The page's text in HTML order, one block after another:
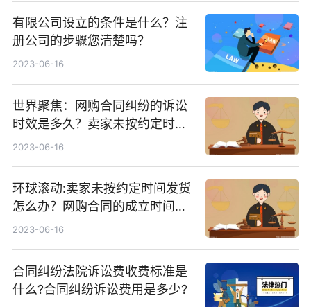
有限公司设立的条件是什么？注
册公司的步骤您清楚吗？
2023-06-16
世界聚焦：网购合同纠纷的诉讼
时效是多久？卖家未按约定时间
发货的处理方式是什么？
2023-06-16
环球滚动:卖家未按约定时间发货
怎么办？网购合同的成立时间是
什么？
2023-06-16
合同纠纷法院诉讼费收费标准是
什么?合同纠纷诉讼费用是多少?